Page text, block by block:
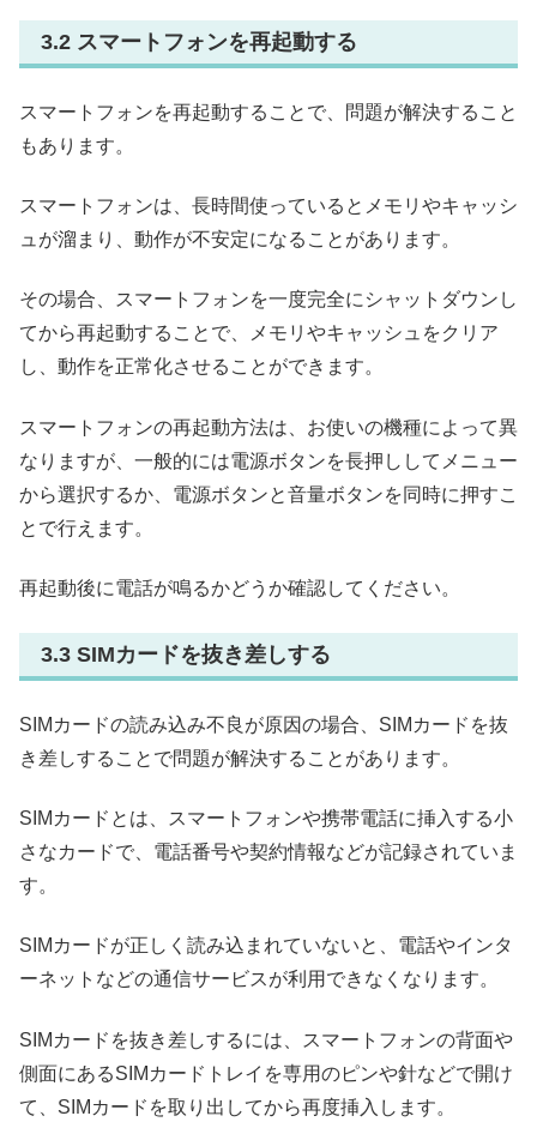
3.2 スマートフォンを再起動する
スマートフォンを再起動することで、問題が解決すること
もあります。
スマートフォンは、長時間使っているとメモリやキャッシ
ュが溜まり、動作が不安定になることがあります。
その場合、スマートフォンを一度完全にシャットダウンし
てから再起動することで、メモリやキャッシュをクリア
し、動作を正常化させることができます。
スマートフォンの再起動方法は、お使いの機種によって異
なりますが、一般的には電源ボタンを長押ししてメニュー
から選択するか、電源ボタンと音量ボタンを同時に押すこ
とで行えます。
再起動後に電話が鳴るかどうか確認してください。
3.3 SIMカードを抜き差しする
SIMカードの読み込み不良が原因の場合、SIMカードを抜
き差しすることで問題が解決することがあります。
SIMカードとは、スマートフォンや携帯電話に挿入する小
さなカードで、電話番号や契約情報などが記録されていま
す。
SIMカードが正しく読み込まれていないと、電話やインタ
ーネットなどの通信サービスが利用できなくなります。
SIMカードを抜き差しするには、スマートフォンの背面や
側面にあるSIMカードトレイを専用のピンや針などで開け
て、SIMカードを取り出してから再度挿入します。